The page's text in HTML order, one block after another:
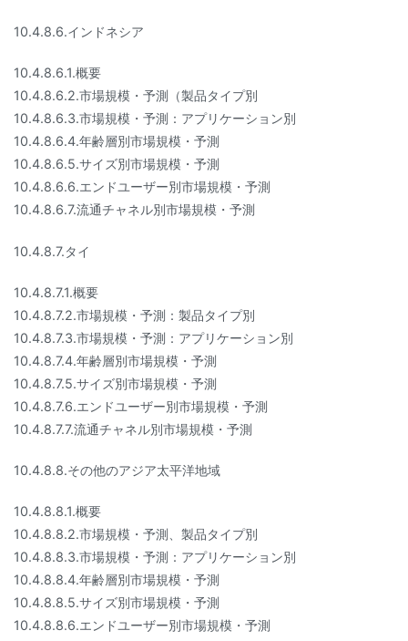
10.4.8.6.インドネシア
10.4.8.6.1.概要
10.4.8.6.2.市場規模・予測（製品タイプ別
10.4.8.6.3.市場規模・予測：アプリケーション別
10.4.8.6.4.年齢層別市場規模・予測
10.4.8.6.5.サイズ別市場規模・予測
10.4.8.6.6.エンドユーザー別市場規模・予測
10.4.8.6.7.流通チャネル別市場規模・予測
10.4.8.7.タイ
10.4.8.7.1.概要
10.4.8.7.2.市場規模・予測：製品タイプ別
10.4.8.7.3.市場規模・予測：アプリケーション別
10.4.8.7.4.年齢層別市場規模・予測
10.4.8.7.5.サイズ別市場規模・予測
10.4.8.7.6.エンドユーザー別市場規模・予測
10.4.8.7.7.流通チャネル別市場規模・予測
10.4.8.8.その他のアジア太平洋地域
10.4.8.8.1.概要
10.4.8.8.2.市場規模・予測、製品タイプ別
10.4.8.8.3.市場規模・予測：アプリケーション別
10.4.8.8.4.年齢層別市場規模・予測
10.4.8.8.5.サイズ別市場規模・予測
10.4.8.8.6.エンドユーザー別市場規模・予測